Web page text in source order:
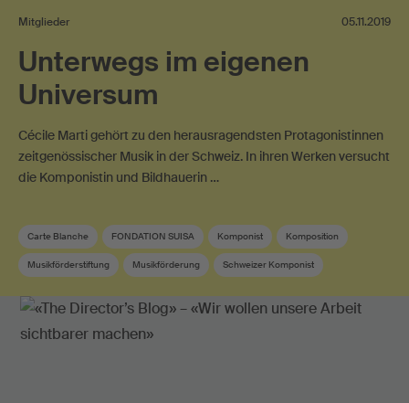
Mitglieder 05.11.2019
Unterwegs im eigenen
Universum
Cécile Marti gehört zu den herausragendsten Protagonistinnen
zeitgenössischer Musik in der Schweiz. In ihren Werken versucht
die Komponistin und Bildhauerin …
Carte Blanche FONDATION SUISA Komponist Komposition
Musikförderstiftung Musikförderung Schweizer Komponist